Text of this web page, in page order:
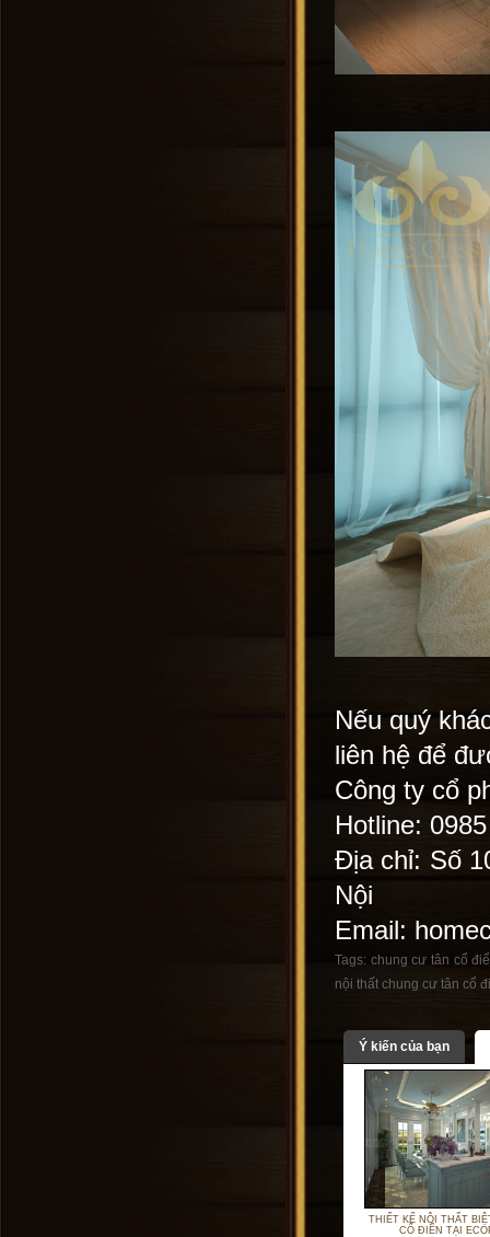
Nếu quý
liên hệ để
Công ty cổ
Hotline:
Địa chỉ: Số
Nội
Email:
Tags: chung cư tân cổ
nội thất chung cư tân cổ
Ý kiến của bạn
THIẾT KẾ NỘI THẤT
CỔ ĐIỂN TẠI